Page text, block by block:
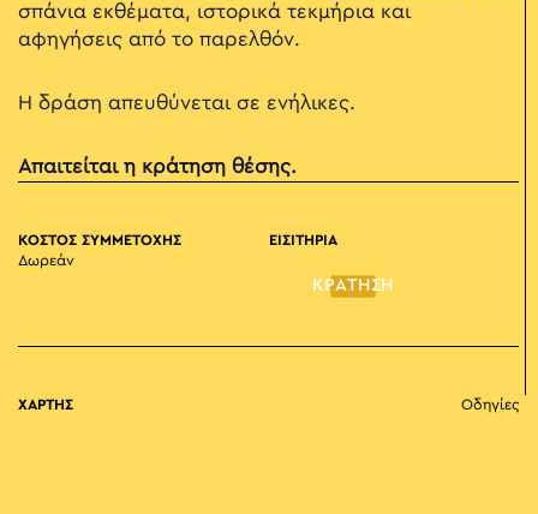
σπάνια εκθέματα, ιστορικά τεκμήρια και
αφηγήσεις από το παρελθόν.
Η δράση απευθύνεται σε ενήλικες.
Απαιτείται η κράτηση θέσης.
ΚΟΣΤΟΣ ΣΥΜΜΕΤΟΧΗΣ
Δωρεάν
ΕΙΣΙΤΗΡΙΑ
ΚΡΑΤΗΣΗ
ΧΑΡΤΗΣ Οδηγίες